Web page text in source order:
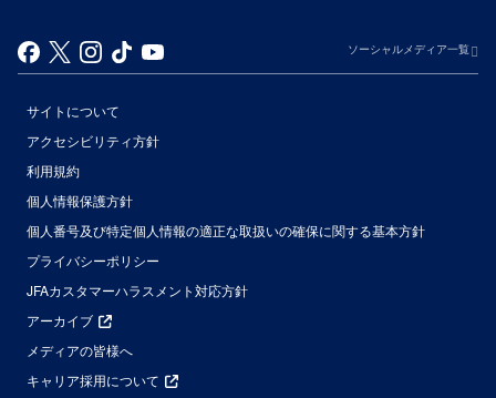
ソーシャルメディア一覧
サイトについて
アクセシビリティ方針
利用規約
個人情報保護方針
個人番号及び特定個人情報の適正な取扱いの確保に関する基本方針
プライバシーポリシー
JFAカスタマーハラスメント対応方針
アーカイブ
メディアの皆様へ
キャリア採用について